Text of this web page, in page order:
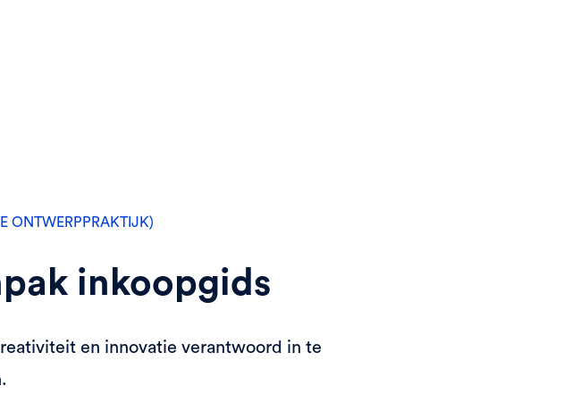
ONTWERPPRAKTIJK)
inkoopgids
en innovatie verantwoord in te